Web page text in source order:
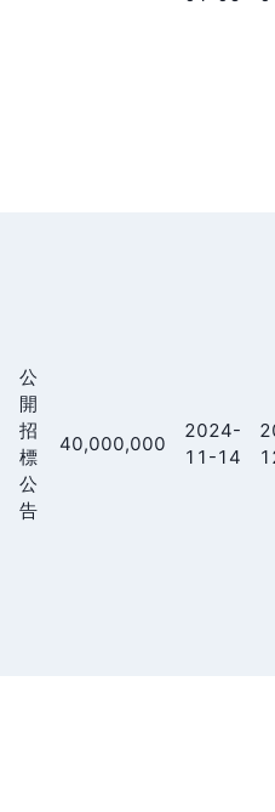
公
開
招
標
公
告
40,000,000
2024-
11-14